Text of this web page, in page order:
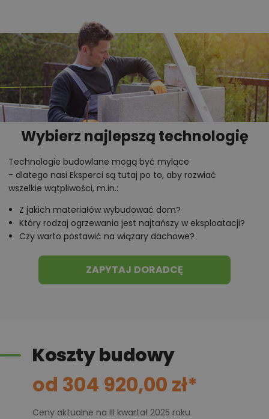
zabudową okaże się funkcjonalna zwłaszcza
podczas przyjęć rodzinnych czy wspólnego
przygotowywania posiłków. Przeszklone przesuwne
drzwi otwierają pokój dzienny na taras, który stanowi
letni salon na świeżym powietrzu. Na poddaszu domu
Anka (DR-ST) rozplanowano trzy obszerne, ustawne
sypialnie oraz łazienkę, w której można stworzyć
własne małe spa.
Chcesz uzyskać więcej informacji o tym
projekcie, na przykład:
polecane przez architekta zmiany,
możliwości wprowadzania modyfikacji,
parametrach,
optymalizacja kosztów budowy domu według
Zadzwoń52 384 49 90 lub NAPISZ
Wybierz najlepszą technologię
Technologie budowlane mogą być mylące
- dlatego nasi Eksperci są tutaj po to, aby rozwiać
wszelkie wątpliwości, m.in.:
Z jakich materiałów wybudować dom?
Który rodzaj ogrzewania jest najtańszy w eksploatacji?
Czy warto postawić na wiązary dachowe?
ZAPYTAJ DORADCĘ
Koszty budowy
od 304 920,00 zł*
Ceny aktualne na III kwartał 2025 roku